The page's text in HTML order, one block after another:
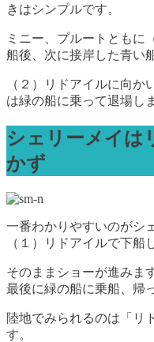
きはシンプルです。
ミニー、プルートともに
船後、次に接岸した青い
（２）リドアイルに向
は緑の船に乗って退場し
シェリーメイは
かず
一番わかりやすいのがシ
（１）リドアイルで下船
そのままショーが進みま
最後に緑の船に乗船、帰
陸地でみられるのは「リ
す。